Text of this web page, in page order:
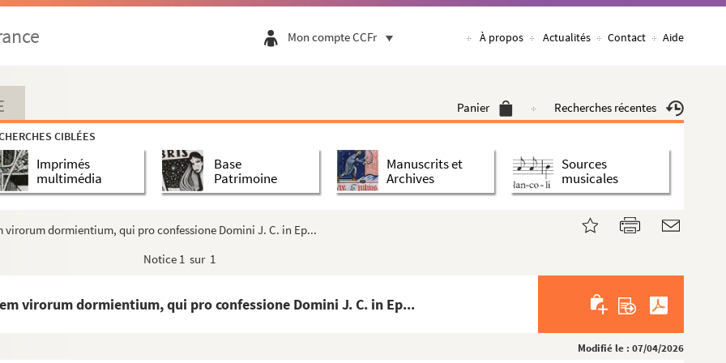
Mon compte CCFr À propos Actualités Contact Aide
Panier Recherches récentes
CIBLÉES
Imprimés
multimédia
Base
Patrimoine
Manuscrits et
Archives
Sources
musicales
virorum dormientium, qui pro confessione Domini J. C. in Ep...
Notice 1 sur 1
virorum dormientium, qui pro confessione Domini J. C. in Ep...
Modifié le : 07/04/2026
de Rouen
pendant les quatre derniers mois de l'...
— 1813
de Pise, Matisconensi, praedicatore Capucino. Tom...